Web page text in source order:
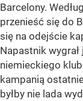
Barcelony.
przenieść się do
się na odejście
Napastnik
niemieckiego
kampanią
byłby nie lada